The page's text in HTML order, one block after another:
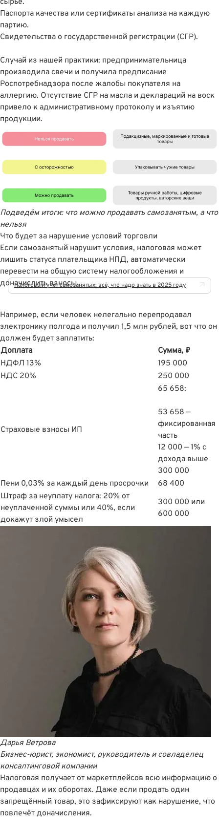
Паспорта качества или сертификаты анализа на каждую
партию.
Свидетельства о государственной регистрации (СГР).
Случай из нашей практики: предпринимательница
производила свечи и получила предписание
Роспотребнадзора после жалобы покупателя на
аллергию. Отсутствие СГР на масла и деклараций на воск
привело к административному протоколу и изъятию
продукции.
Подведём итоги: что можно продавать самозанятым, а что
нельзя
Что будет за нарушение условий торговли
Если самозанятый нарушит условия, налоговая может
лишить статуса плательщика НПД, автоматически
перевести на общую систему налогообложения и
доначислить взносы.
Налоговый учёт самозанятых: всё, что надо знать в 2025 году
Например, если человек нелегально перепродавал
электронику полгода и получил 1,5 млн рублей, вот что он
должен будет заплатить:
Доплата
Сумма, ₽
НДФЛ 13%
195 000
НДС 20%
250 000
Страховые взносы ИП
65 658:
53 658 —
фиксированная
часть
12 000 — 1% с
дохода выше
300 000
Пени 0,03% за каждый день просрочки
68 400
Штраф за неуплату налога: 20% от
неуплаченной суммы или 40%, если
докажут злой умысел
300 000 или
600 000
Дарья Ветрова
Бизнес-юрист, экономист, руководитель и совладелец
консалтинговой компании
Налоговая получает от маркетплейсов всю информацию о
продавцах и их оборотах. Даже если продать один
запрещëнный товар, это зафиксируют как нарушение, что
повлечëт доначисления.